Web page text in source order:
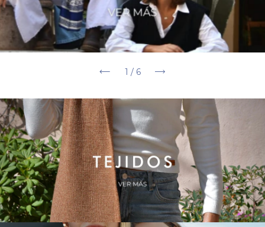
1 / 6